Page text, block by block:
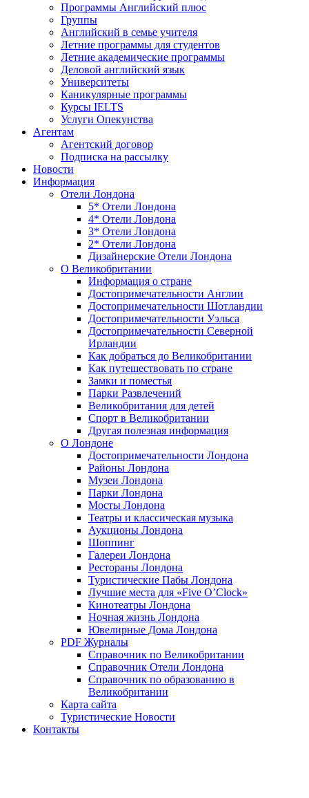
Программы Английский плюс
Группы
Английский в семье учителя
Летние программы для студентов
Летние академические программы
Деловой английский язык
Университеты
Каникулярные программы
Курсы IELTS
Услуги Опекунства
Агентам
Агентский договор
Подписка на рассылку
Новости
Информация
Отели Лондона
5* Отели Лондона
4* Отели Лондона
3* Отели Лондона
2* Отели Лондона
Дизайнерские Отели Лондона
О Великобритании
Информация о стране
Достопримечательности Англии
Достопримечательности Шотландии
Достопримечательности Уэльса
Достопримечательности Северной
Ирландии
Как добраться до Великобритании
Как путешествовать по стране
Замки и поместья
Парки Развлечений
Великобритания для детей
Спорт в Великобритании
Другая полезная информация
О Лондоне
Достопримечательности Лондона
Районы Лондона
Музеи Лондона
Парки Лондона
Мосты Лондона
Театры и классическая музыка
Аукционы Лондона
Шоппинг
Галереи Лондона
Рестораны Лондона
Туристические Пабы Лондона
Лучшие места для «Five O’Clock»
Кинотеатры Лондона
Ночная жизнь Лондона
Ювелирные Дома Лондона
PDF Журналы
Справочник по Великобритании
Справочник Отели Лондона
Справочник по образованию в
Великобритании
Карта сайта
Туристические Новости
Контакты